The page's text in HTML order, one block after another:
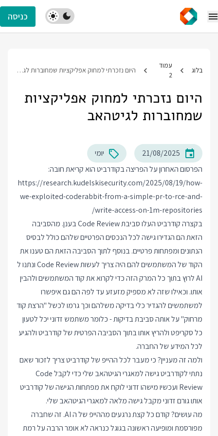
כניסה
בלוג
עמוד
2
היום נזכרתי למחוק אפליקציות שמחוברות לגיטהאב
היום נזכרתי למחוק אפליקציות
שמחוברות לגיטהאב
21/08/2025
יומי
הפרסום האחרון על הפריצה בקודרביט הוא קריאת חובה:
https://research.kudelskisecurity.com/2025/08/19/how-
we-exploited-coderabbit-from-a-simple-pr-to-rce-and-
write-access-on-1m-repositories/
בקצרה קודרביט העלו סביבת Code Review בענן. מהסביבה
הזאת הם הגדירו גישה לכל הנכסים הפרטיים שלהם כולל לבסיס
הנתונים ומפתחות פרטיים. בנוסף לתוך הסביבה הזאת הם טענו את
הקוד של המשתמשים להם היה צריך לעשות Code Review ונתנו ל
AI לרוץ בתוך כל המרק הזה כדי לקרוא את קוד המשתמשים ולהבין
אותו. וכאילו שזה לא מספיק מזעזע עד לפה הם גם איפשרו
למשתמשים להגדיר כלי בדיקה משלהם וכך גרמו לכשל "הרצת קוד
מרחוק" על אותה סביבת בדיקות - כלומר משתמש זדוני יכל לטעון
כל סקריפט ולהריץ אותו בתוך הסביבה הפרטית של קודרביט ולהגיע
לכל המידע של החברה.
ולמה זה מעניין? כי מעבר לכל ההייפ של קודרביט צריך לזכור שאם
נתתי לקודרביט גישה למאגרי הגיטהאב שלי כדי לקבל Code
Review ועכשיו מישהו זדוני לוקח את מפתחות הגישה של קודרביט
אותו גורם זדוני מקבל גישה מלאה למאגרי הגיטהאב שלי.
מה עושים? קודם כל קצת נרגעים מההייפ של ה AI. זה שחברה
מפורסמת ומופיעה ראשונה בגוגל כנראה לא אומר הרבה על רמת